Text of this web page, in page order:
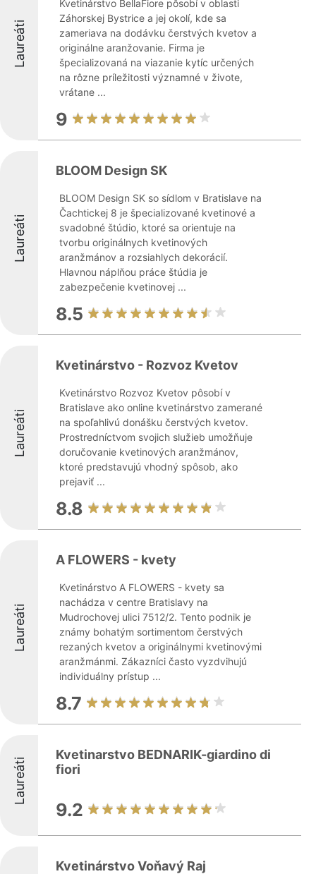
Laureáti
Kvetinárstvo BellaFiore pôsobí v oblasti
Záhorskej Bystrice a jej okolí, kde sa
zameriava na dodávku čerstvých kvetov a
originálne aranžovanie. Firma je
špecializovaná na viazanie kytíc určených
na rôzne príležitosti významné v živote,
vrátane ...
9
Laureáti
BLOOM Design SK
BLOOM Design SK so sídlom v Bratislave na
Čachtickej 8 je špecializované kvetinové a
svadobné štúdio, ktoré sa orientuje na
tvorbu originálnych kvetinových
aranžmánov a rozsiahlych dekorácií.
Hlavnou náplňou práce štúdia je
zabezpečenie kvetinovej ...
8.5
Laureáti
Kvetinárstvo - Rozvoz Kvetov
Kvetinárstvo Rozvoz Kvetov pôsobí v
Bratislave ako online kvetinárstvo zamerané
na spoľahlivú donášku čerstvých kvetov.
Prostredníctvom svojich služieb umožňuje
doručovanie kvetinových aranžmánov,
ktoré predstavujú vhodný spôsob, ako
prejaviť ...
8.8
Laureáti
A FLOWERS - kvety
Kvetinárstvo A FLOWERS - kvety sa
nachádza v centre Bratislavy na
Mudrochovej ulici 7512/2. Tento podnik je
známy bohatým sortimentom čerstvých
rezaných kvetov a originálnymi kvetinovými
aranžmánmi. Zákazníci často vyzdvihujú
individuálny prístup ...
8.7
Laureáti
Kvetinarstvo BEDNARIK-giardino di
fiori
9.2
Kvetinárstvo Voňavý Raj